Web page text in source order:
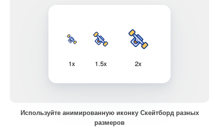
1x 1.5x 2x
Используйте анимированную иконку Скейтборд разных
размеров